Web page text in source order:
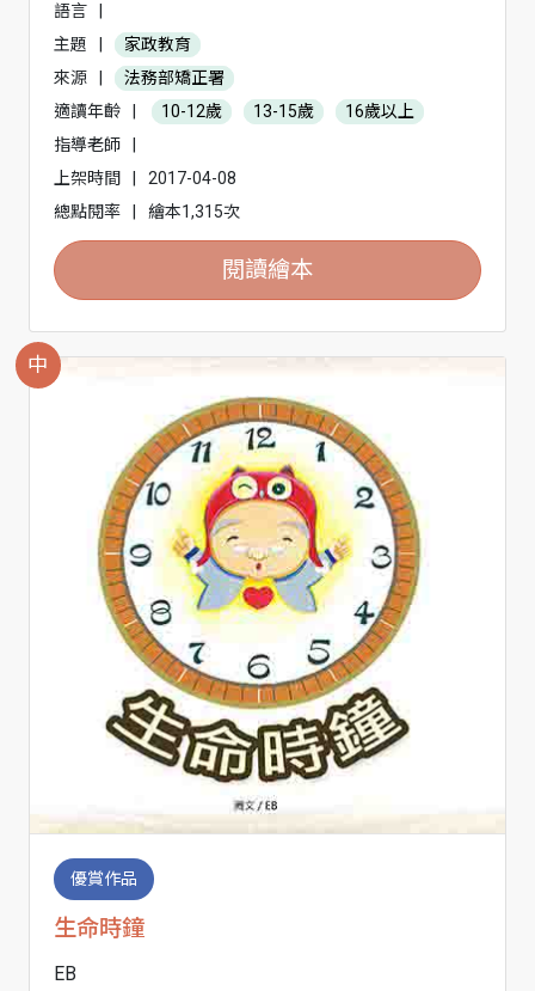
語言
主題
家政教育
來源
法務部矯正署
適讀年齡
10-12歲 13-15歲
16歲以上
指導老師
上架時間
2017-04-08
總點閱率
繪本1,315次
閱讀繪本
中
優賞作品
生命時鐘
EB